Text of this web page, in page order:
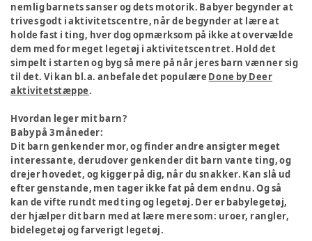
nemlig barnets sanser og dets motorik. Babyer begynder at
trives godt i aktivitetscentre, når de begynder at lære at
holde fast i ting, hver dog opmærksom på ikke at overvælde
dem med for meget legetøj i aktivitetscentret. Hold det
simpelt i starten og byg så mere på når jeres barn vænner sig
til det. Vi kan bl.a. anbefale det populære Done by Deer
aktivitetstæppe.
Hvordan leger mit barn?
Baby på 3 måneder:
Dit barn genkender mor, og finder andre ansigter meget
interessante, derudover genkender dit barn vante ting, og
drejer hovedet, og kigger på dig, når du snakker. Kan slå ud
efter genstande, men tager ikke fat på dem endnu. Og så
kan de vifte rundt med ting og legetøj. Der er babylegetøj,
der hjælper dit barn med at lære mere som: uroer, rangler,
bidelegetøj og farverigt legetøj.